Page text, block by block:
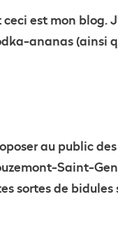
est mon blog.
ananas (ainsi
au public
Saint-
sortes de bidules